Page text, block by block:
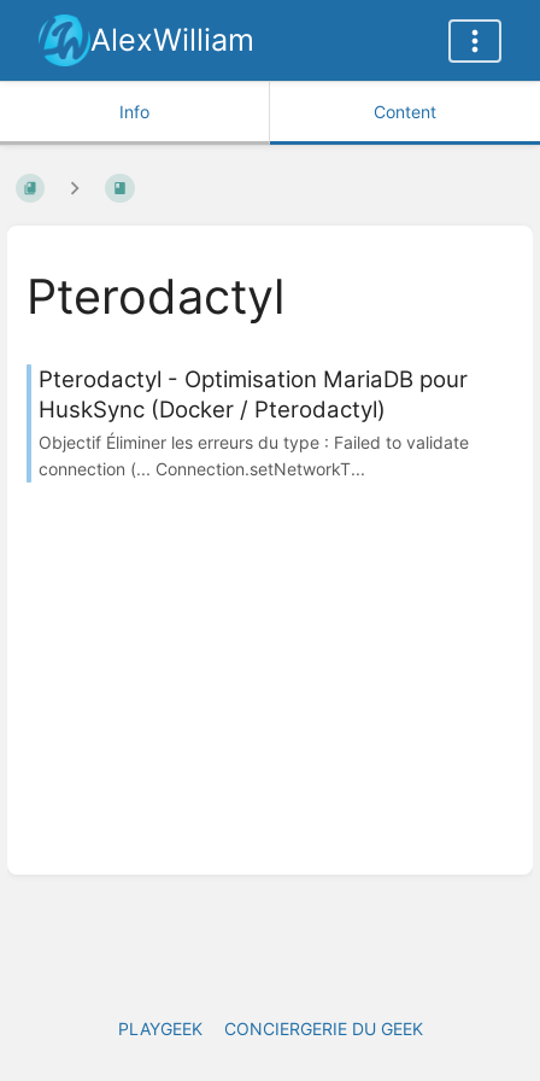
AlexWilliam
Info Content
Pterodactyl
Pterodactyl - Optimisation MariaDB pour
HuskSync (Docker / Pterodactyl)
Objectif Éliminer les erreurs du type : Failed to validate
connection (... Connection.setNetworkT...
PLAYGEEK CONCIERGERIE DU GEEK